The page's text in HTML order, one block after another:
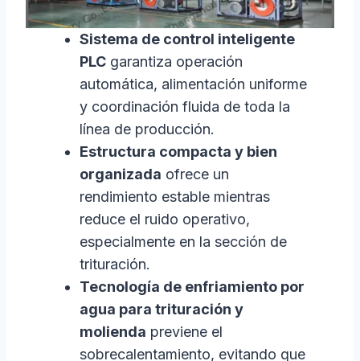
Sistema de control inteligente
PLCgarantiza operación
automática, alimentación uniforme
y coordinación fluida de toda la
línea de producción.
Estructura compacta y bien
organizada ofrece un
rendimiento estable mientras
reduce el ruido operativo,
especialmente en la sección de
trituración.
Tecnología de enfriamiento por
agua para trituración y
molienda previene el
sobrecalentamiento, evitando que